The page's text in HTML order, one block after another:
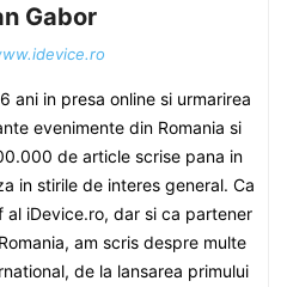
Gabor
ani in presa online si urmarirea
evenimente din Romania si
de article scrise pana in
in stirile de interes general. Ca
iDevice.ro, dar si ca partener
am scris despre multe
de la lansarea primului